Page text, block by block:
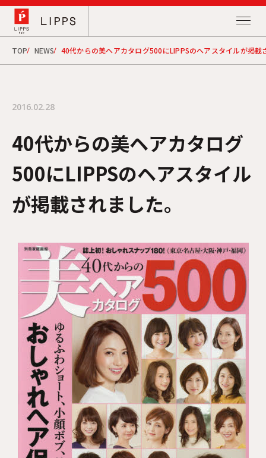
TOP NEWS 40代からの美ヘアカタログ500にLIPPSのヘアスタイルが掲載
2016.02.28
40代からの美ヘアカタログ
500にLIPPSのヘアスタイル
が掲載されました。